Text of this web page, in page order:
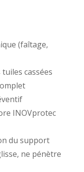
(faîtage,
cassées
INOVprotec
du support
ne pénètre